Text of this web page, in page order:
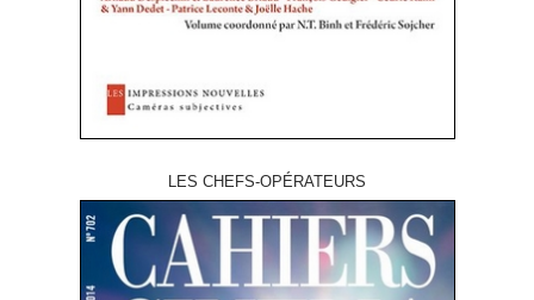
LES CHEFS-OPÉRATEURS